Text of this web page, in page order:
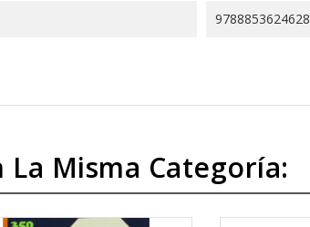
9788853624628
Misma Categoría: